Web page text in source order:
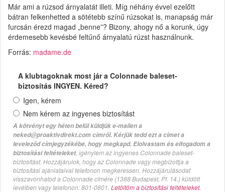
Már ami a rúzsod árnyalatát illeti. Míg néhány évvel ezelőtt
bátran felkenhetted a sötétebb színű rúzsokat is, manapság már
furcsán érezd magad „benne”? Bizony, ahogy nő a korunk, úgy
érdemesebb kevésbé feltűnő árnyalatú rúzst használnunk.
Forrás: madame.de
A klubtagoknak most jár a Colonnade baleset-
biztosítás INGYEN. Kéred?
Igen, kérem
Nem kérem az ingyenes biztosítást
A kötvényt egy héten belül küldjük e-mailen a
neked@proaktivdirekt.com címről. Kérjük tedd ezt a címet a
leveleződ címjegyzékébe, hogy megkapd. Elolvastam és elfogadom a
biztosítási feltételeket, igénylem az ingyenes Colonnade baleset-
biztosítást. Hozzájárulok, hogy az Colonnade vagy megbízottja a
biztosítási ajánlataival telefonon megkeressen. Hozzájárulásodat
visszavonhatod a Colonnade címére (1388 Budapest, Pf. 14.) küldött
levélben vagy telefonon: 801-0801. Letöltöm a biztosítási feltételeket.